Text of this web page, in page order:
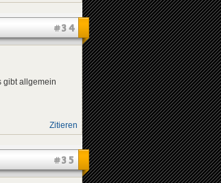
#34
gibt allgemein
Zitieren
#35